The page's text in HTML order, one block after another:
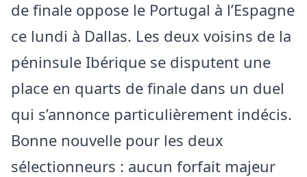
de finale oppose le Portugal à l’Espagne
ce lundi à Dallas. Les deux voisins de la
péninsule Ibérique se disputent une
place en quarts de finale dans un duel
qui s’annonce particulièrement indécis.
Bonne nouvelle pour les deux
sélectionneurs : aucun forfait majeur